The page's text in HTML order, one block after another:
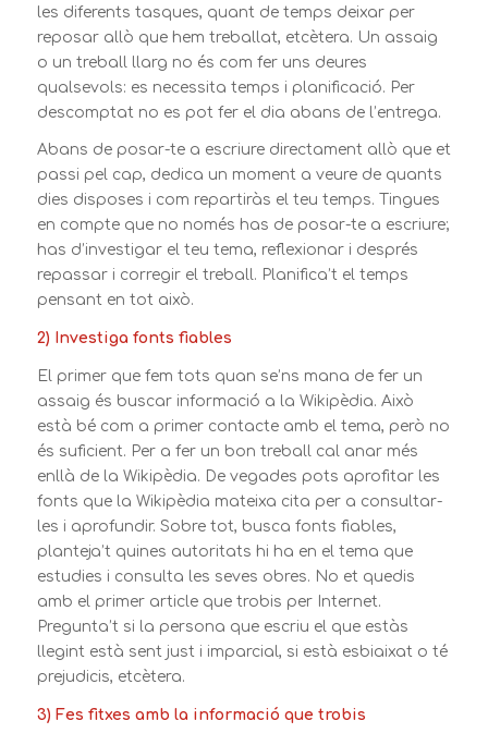
les diferents tasques, quant de temps deixar per
reposar allò que hem treballat, etcètera. Un assaig
o un treball llarg no és com fer uns deures
qualsevols: es necessita temps i planificació. Per
descomptat no es pot fer el dia abans de l’entrega.
Abans de posar-te a escriure directament allò que et
passi pel cap, dedica un moment a veure de quants
dies disposes i com repartiràs el teu temps. Tingues
en compte que no només has de posar-te a escriure;
has d’investigar el teu tema, reflexionar i després
repassar i corregir el treball. Planifica’t el temps
pensant en tot això.
2) Investiga fonts fiables
El primer que fem tots quan se’ns mana de fer un
assaig és buscar informació a la Wikipèdia. Això
està bé com a primer contacte amb el tema, però no
és suficient. Per a fer un bon treball cal anar més
enllà de la Wikipèdia. De vegades pots aprofitar les
fonts que la Wikipèdia mateixa cita per a consultar-
les i aprofundir. Sobre tot, busca fonts fiables,
planteja’t quines autoritats hi ha en el tema que
estudies i consulta les seves obres. No et quedis
amb el primer article que trobis per Internet.
Pregunta’t si la persona que escriu el que estàs
llegint està sent just i imparcial, si està esbiaixat o té
prejudicis, etcètera.
3) Fes fitxes amb la informació que trobis